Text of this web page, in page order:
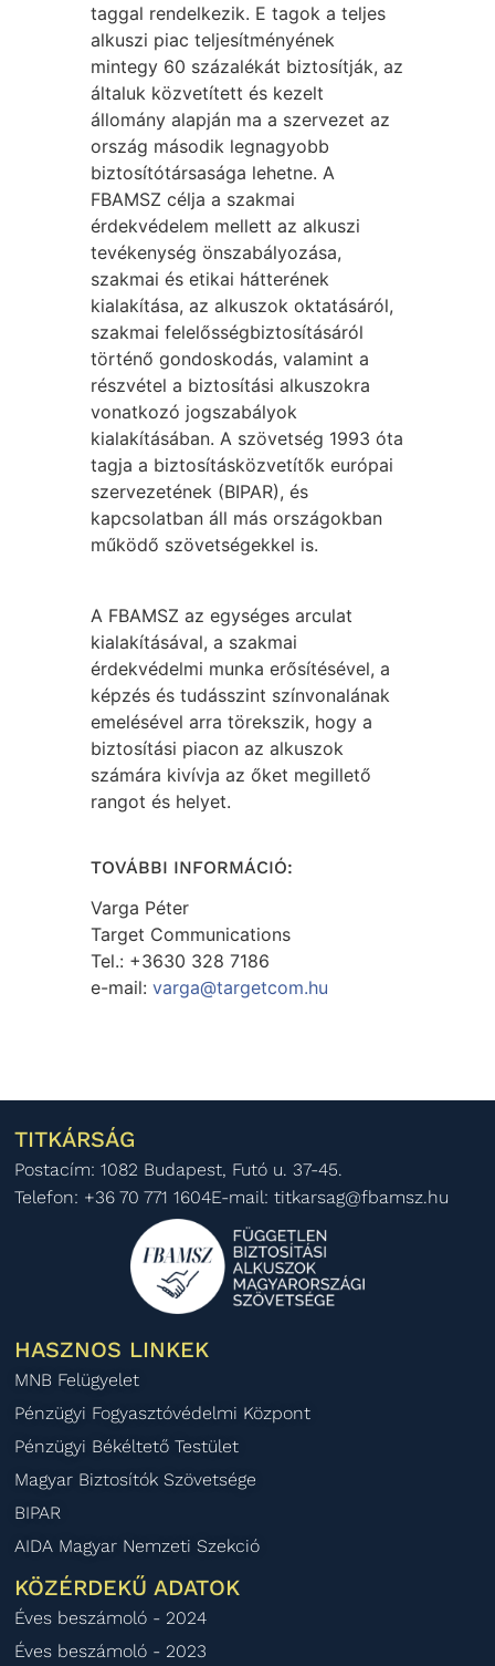
taggal rendelkezik. E tagok a teljes
alkuszi piac teljesítményének
mintegy 60 százalékát biztosítják, az
általuk közvetített és kezelt
állomány alapján ma a szervezet az
ország második legnagyobb
biztosítótársasága lehetne. A
FBAMSZ célja a szakmai
érdekvédelem mellett az alkuszi
tevékenység önszabályozása,
szakmai és etikai hátterének
kialakítása, az alkuszok oktatásáról,
szakmai felelősségbiztosításáról
történő gondoskodás, valamint a
részvétel a biztosítási alkuszokra
vonatkozó jogszabályok
kialakításában. A szövetség 1993 óta
tagja a biztosításközvetítők európai
szervezetének (BIPAR), és
kapcsolatban áll más országokban
működő szövetségekkel is.
A FBAMSZ az egységes arculat
kialakításával, a szakmai
érdekvédelmi munka erősítésével, a
képzés és tudásszint színvonalának
emelésével arra törekszik, hogy a
biztosítási piacon az alkuszok
számára kivívja az őket megillető
rangot és helyet.
TOVÁBBI INFORMÁCIÓ:
Varga Péter
Target Communications
Tel.: +3630 328 7186
e-mail:varga@targetcom.hu
TITKÁRSÁG
Postacím: 1082 Budapest, Futó u. 37-45.
Telefon: +36 70 771 1604E-mail: titkarsag@fbamsz.hu
HASZNOS LINKEK
MNB Felügyelet
Pénzügyi Fogyasztóvédelmi Központ
Pénzügyi Békéltető Testület
Magyar Biztosítók Szövetsége
BIPAR
AIDA Magyar Nemzeti Szekció
KÖZÉRDEKŰ ADATOK
Éves beszámoló - 2024
Éves beszámoló - 2023